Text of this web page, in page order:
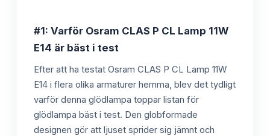
#1: Varför Osram CLAS P CL Lamp 11W
E14 är bäst i test
Efter att ha testat Osram CLAS P CL Lamp 11W
E14 i flera olika armaturer hemma, blev det tydligt
varför denna glödlampa toppar listan för
glödlampa bäst i test. Den globformade
designen gör att ljuset sprider sig jämnt och